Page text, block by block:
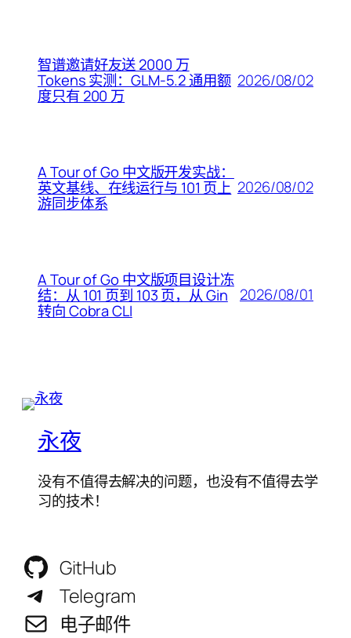
智谱邀请好友送 2000 万
Tokens 实测：GLM-5.2 通用额
度只有 200 万
2026/08/02
A Tour of Go 中文版开发实战：
英文基线、在线运行与 101 页上
游同步体系
2026/08/02
A Tour of Go 中文版项目设计冻
结：从 101 页到 103 页，从 Gin
转向 Cobra CLI
2026/08/01
永夜
没有不值得去解决的问题，也没有不值得去学
习的技术！
GitHub
Telegram
电子邮件